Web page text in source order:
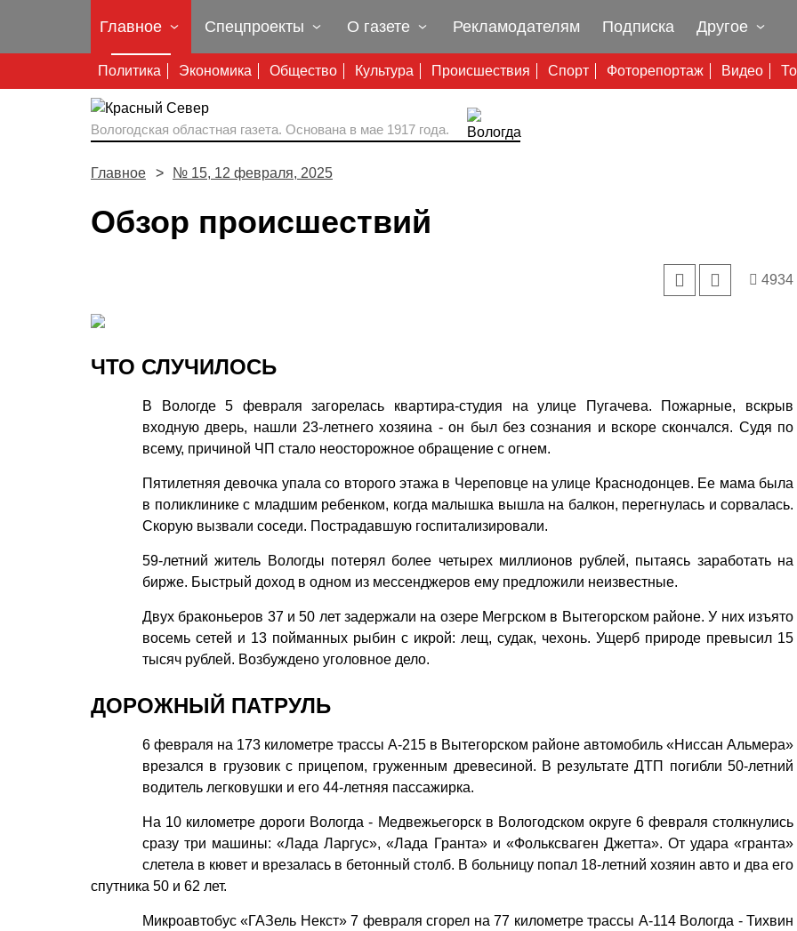
Главное
Политика Экономика Общество Культура Происшествия Спорт Фоторепортаж Видео
Спецпроекты О газете Рекламодателям Подписка Другое
Вологодская областная газета. Основана в мае 1917 года.
Главное № 15, 12 февраля, 2025
Обзор происшествий
4934
ЧТО СЛУЧИЛОСЬ
В Вологде 5 февраля загорелась квартира-студия на улице Пугачева. Пожарные, вскрыв
входную дверь, нашли 23-летнего хозяина - он был без сознания и вскоре скончался. Судя по
всему, причиной ЧП стало неосторожное обращение с огнем.
Пятилетняя девочка упала со второго этажа в Череповце на улице Краснодонцев. Ее мама была
в поликлинике с младшим ребенком, когда малышка вышла на балкон, перегнулась и сорвалась.
Скорую вызвали соседи. Пострадавшую госпитализировали.
59-летний житель Вологды потерял более четырех миллионов рублей, пытаясь заработать на
бирже. Быстрый доход в одном из мессенджеров ему предложили неизвестные.
Двух браконьеров 37 и 50 лет задержали на озере Мегрском в Вытегорском районе. У них изъято
восемь сетей и 13 пойманных рыбин с икрой: лещ, судак, чехонь. Ущерб природе превысил 15
тысяч рублей. Возбуждено уголовное дело.
ДОРОЖНЫЙ ПАТРУЛЬ
6 февраля на 173 километре трассы А-215 в Вытегорском районе автомобиль «Ниссан Альмера»
врезался в грузовик с прицепом, груженным древесиной. В результате ДТП погибли 50-летний
водитель легковушки и его 44-летняя пассажирка.
На 10 километре дороги Вологда - Медвежьегорск в Вологодском округе 6 февраля столкнулись
сразу три машины: «Лада Ларгус», «Лада Гранта» и «Фольксваген Джетта». От удара «гранта»
слетела в кювет и врезалась в бетонный столб. В больницу попал 18-летний хозяин авто и два его
спутника 50 и 62 лет.
Микроавтобус «ГАЗель Некст» 7 февраля сгорел на 77 километре трассы А-114 Вологда - Тихвин